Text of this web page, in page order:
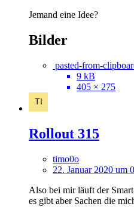
Jemand eine Idee?
Bilder
pasted-from-
9 kB
405 × 275
Rollout 315
timo0o
22. Januar 2020 um
Also bei mir läuft der
es gibt aber Sachen die